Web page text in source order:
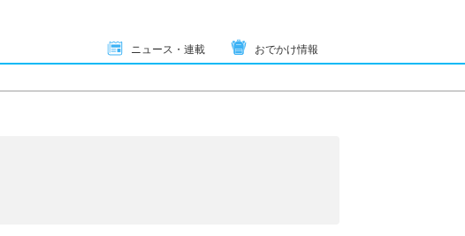
ニュース・連載 おでかけ情報